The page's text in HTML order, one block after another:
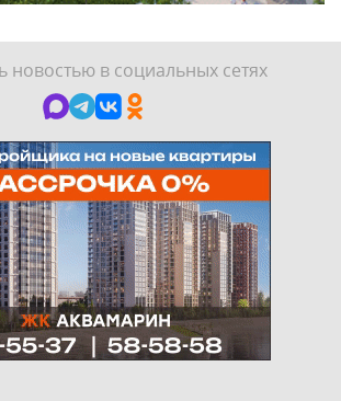
новостью в социальных сетях